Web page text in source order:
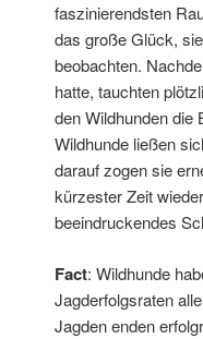
faszinierendsten
das große Glück,
beobachten.
hatte, tauchten
den Wildhunden die
Wildhunde ließen
darauf zogen sie
kürzester Zeit
beeindruckendes
Fact: Wildhunde
Jagderfolgsraten
Jagden enden